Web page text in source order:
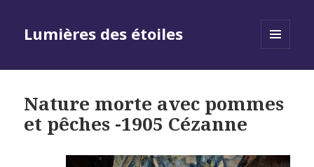
Lumières des étoiles
Nature morte avec pommes
et pêches -1905 Cézanne